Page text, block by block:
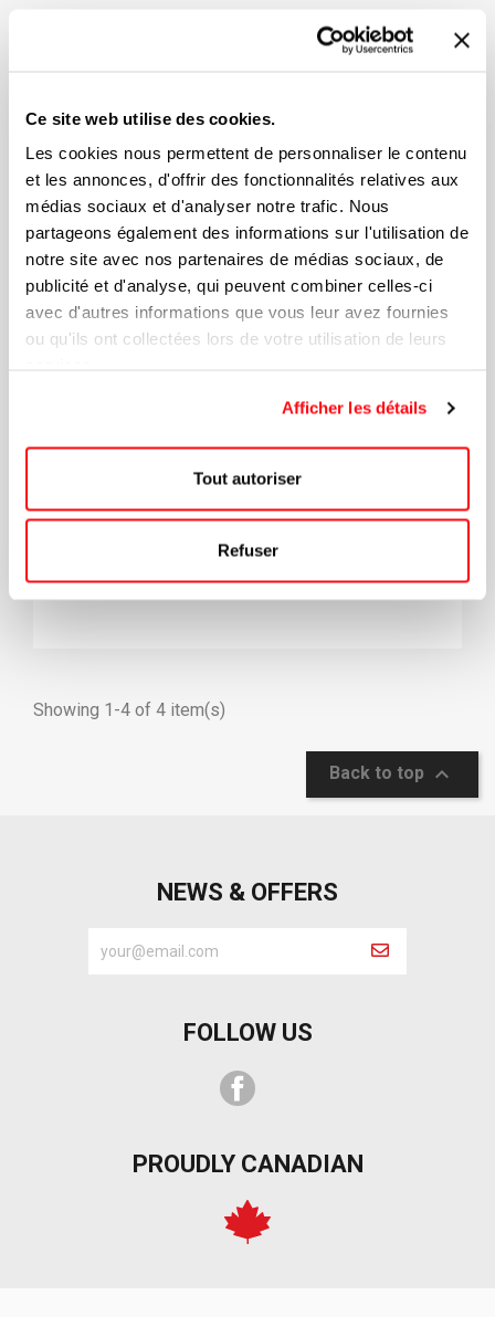
Ce site web utilise des cookies.
Les cookies nous permettent de personnaliser le contenu
et les annonces, d'offrir des fonctionnalités relatives aux
médias sociaux et d'analyser notre trafic. Nous
partageons également des informations sur l'utilisation de
notre site avec nos partenaires de médias sociaux, de
publicité et d'analyse, qui peuvent combiner celles-ci
avec d'autres informations que vous leur avez fournies
ou qu'ils ont collectées lors de votre utilisation de leurs
Afficher les détails
Tout autoriser
Refuser
Copy Of Glacière IGLOO®
34.29
Showing 1-4 of 4 item(s)
Back to top 
NEWS & OFFERS
FOLLOW US
Facebook
PROUDLY CANADIAN